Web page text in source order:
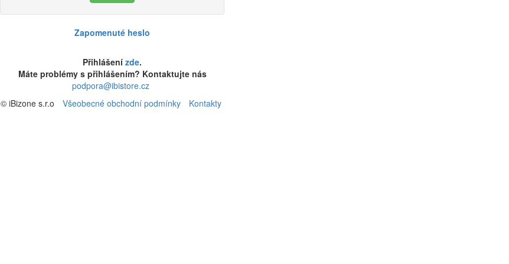
Zapomenuté heslo
Přihlášení zde.
Máte problémy s přihlášením? Kontaktujte nás
podpora@ibistore.cz
© iBizone s.r.o
Všeobecné obchodní podmínky Kontakty